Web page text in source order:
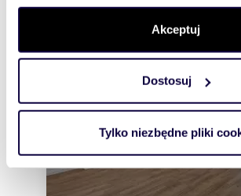
dane są przetwarzane oraz ustaw
. W Deklaracji
zmienić lub wycofać swoją zgodę w
Wykorzystujemy pliki cookie do
i reklam, aby oferować funkcje
korzystasz z naszej witryny,
Partnerzy mogą połączyć te informacje
Akceptuj
Dostosuj
Tylko niezbędne pliki